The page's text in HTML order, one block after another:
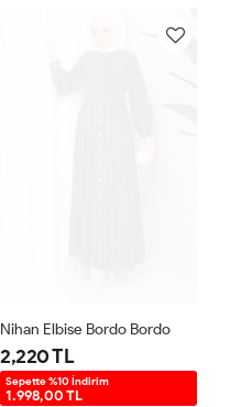
Nihan Elbise Bordo Bordo
2,220 TL
Sepette %10 İndirim
1.998,00 TL